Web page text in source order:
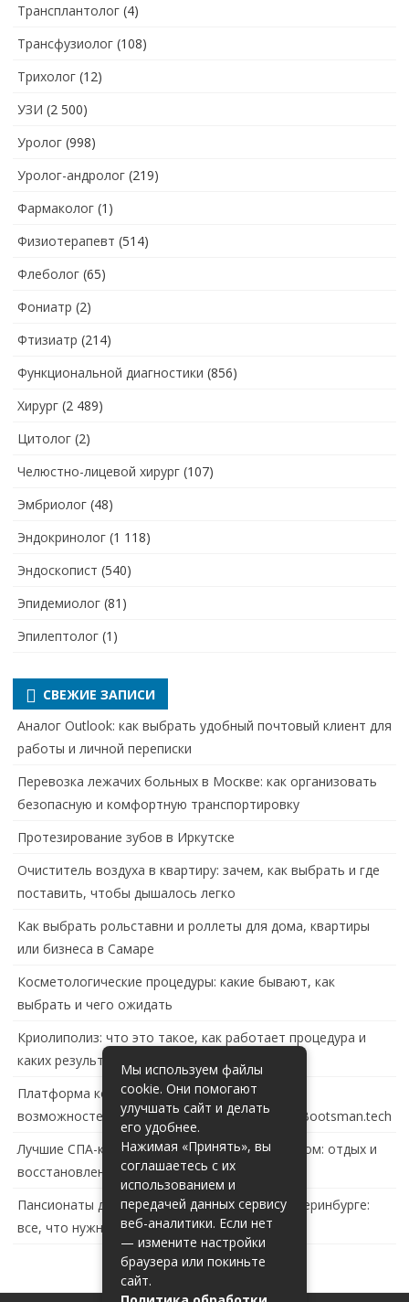
Трансплантолог (4)
Трансфузиолог (108)
Трихолог (12)
УЗИ (2 500)
Уролог (998)
Уролог-андролог (219)
Фармаколог (1)
Физиотерапевт (514)
Флеболог (65)
Фониатр (2)
Фтизиатр (214)
Функциональной диагностики (856)
Хирург (2 489)
Цитолог (2)
Челюстно-лицевой хирург (107)
Эмбриолог (48)
Эндокринолог (1 118)
Эндоскопист (540)
Эпидемиолог (81)
Эпилептолог (1)
СВЕЖИЕ ЗАПИСИ
Аналог Outlook: как выбрать удобный почтовый клиент для
работы и личной переписки
Перевозка лежачих больных в Москве: как организовать
безопасную и комфортную транспортировку
Протезирование зубов в Иркутске
Очиститель воздуха в квартиру: зачем, как выбрать и где
поставить, чтобы дышалось легко
Как выбрать рольставни и роллеты для дома, квартиры
или бизнеса в Самаре
Косметологические процедуры: какие бывают, как
выбрать и чего ожидать
Криолиполиз: что это такое, как работает процедура и
каких результатов ждать
Платформа контейнеризации в России: обзор
возможностей и перспектив развития сайта Bootsman.tech
Лучшие СПА-комплексы в Тольятти с бассейном: отдых и
восстановление за городом
Пансионаты для пожилых с деменцией в Екатеринбурге:
все, что нужно знать
Мы используем файлы
cookie. Они помогают
улучшать сайт и делать
его удобнее.
Нажимая «Принять», вы
соглашаетесь с их
использованием и
передачей данных сервису
веб-аналитики. Если нет
— измените настройки
браузера или покиньте
сайт.